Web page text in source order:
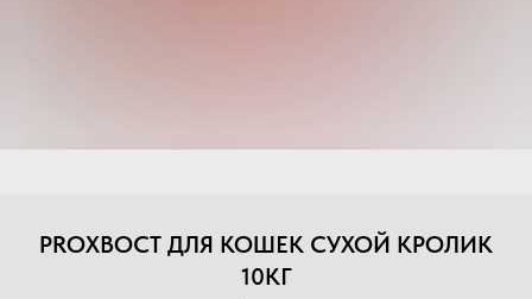
PROХВОСТ ДЛЯ КОШЕК СУХОЙ КРОЛИК
10КГ